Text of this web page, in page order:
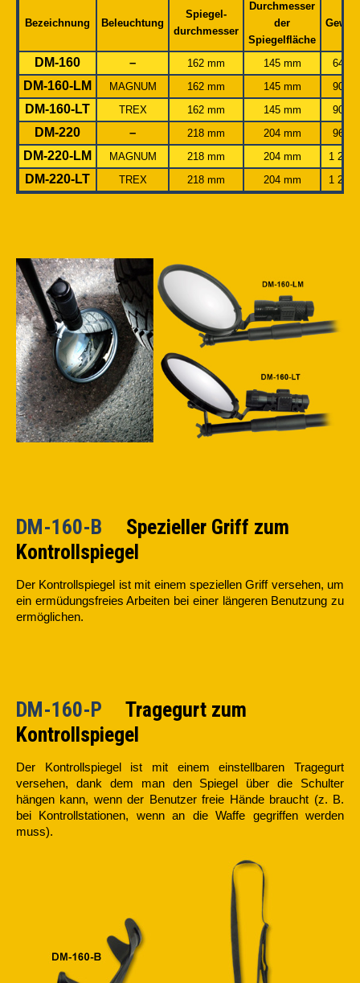
Bezeichnung Beleuchtung
Spiegel-
durchmesser
Durchmesser
der
Spiegelfläche
DM-160 – 162 mm 145 mm 640 g
DM-160-LM MAGNUM 162 mm 145 mm 900 g
DM-160-LT TREX 162 mm 145 mm 900 g
DM-220 – 218 mm 204 mm 965 g
DM-220-LM MAGNUM 218 mm 204 mm 1 225
DM-220-LT TREX 218 mm 204 mm 1 225
DM-160-B
Spezieller Griff zum
Kontrollspiegel
Der Kontrollspiegel ist mit einem speziellen Griff versehen, um
ein ermüdungsfreies Arbeiten bei einer längeren Benutzung zu
ermöglichen.
DM-160-P
Tragegurt zum
Kontrollspiegel
Der Kontrollspiegel ist mit einem einstellbaren Tragegurt
versehen, dank dem man den Spiegel über die Schulter
hängen kann, wenn der Benutzer freie Hände braucht (z. B.
bei Kontrollstationen, wenn an die Waffe gegriffen werden
muss).